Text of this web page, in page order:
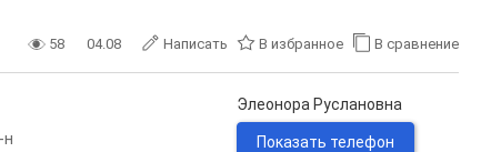
58 04.08 Написать В избранное В сравнение
н
Элеонора Руслановна
Показать телефон